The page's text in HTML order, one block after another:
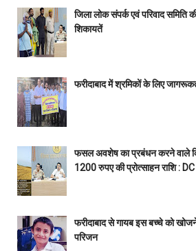
जिला लोक संपर्क एवं परिवाद
शिकायतें
फरीदाबाद में श्रमिकों के लिए
फसल अवशेष का प्रबंधन करने वाले
1200 रुपए की प्रोत्साहन राशि : DC
फरीदाबाद से गायब इस बच्चे को
परिजन